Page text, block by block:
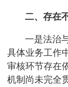
二、存在
一是法治
具体业务工作
审核环节存在
机制尚未完全